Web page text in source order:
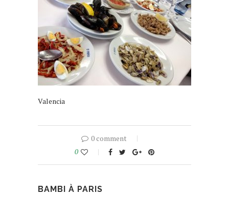
Valencia
0 comment
0
BAMBI À PARIS